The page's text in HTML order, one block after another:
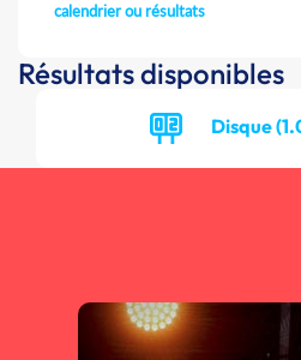
calendrier ou résultats
Résultats disponibles
Disque